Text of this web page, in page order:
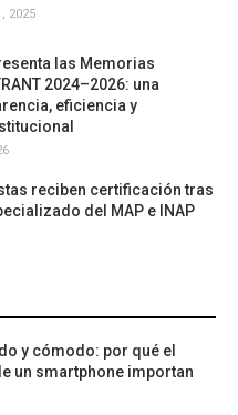
2025
las Memorias
2024–2026: una
eficiencia y
reciben certificación tras
del MAP e INAP
y cómodo: por qué el
un smartphone importan